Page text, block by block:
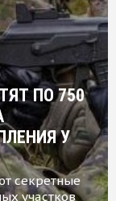
ПО 750
У
секретные
участков